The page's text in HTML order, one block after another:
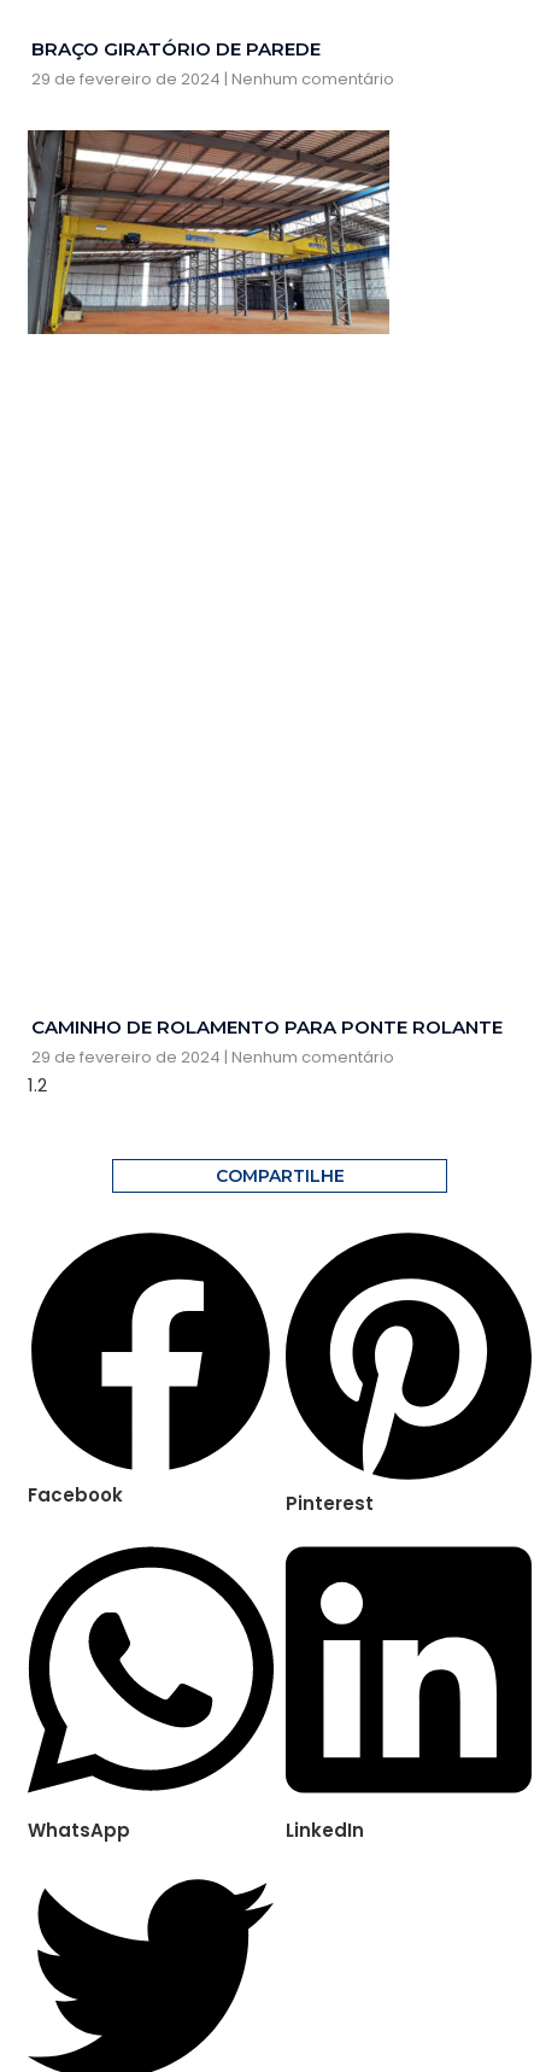
BRAÇO GIRATÓRIO DE PAREDE
29 de fevereiro de 2024 Nenhum comentário
CAMINHO DE ROLAMENTO PARA PONTE ROLANTE
29 de fevereiro de 2024 Nenhum comentário
COMPARTILHE
Facebook Pinterest
WhatsApp LinkedIn